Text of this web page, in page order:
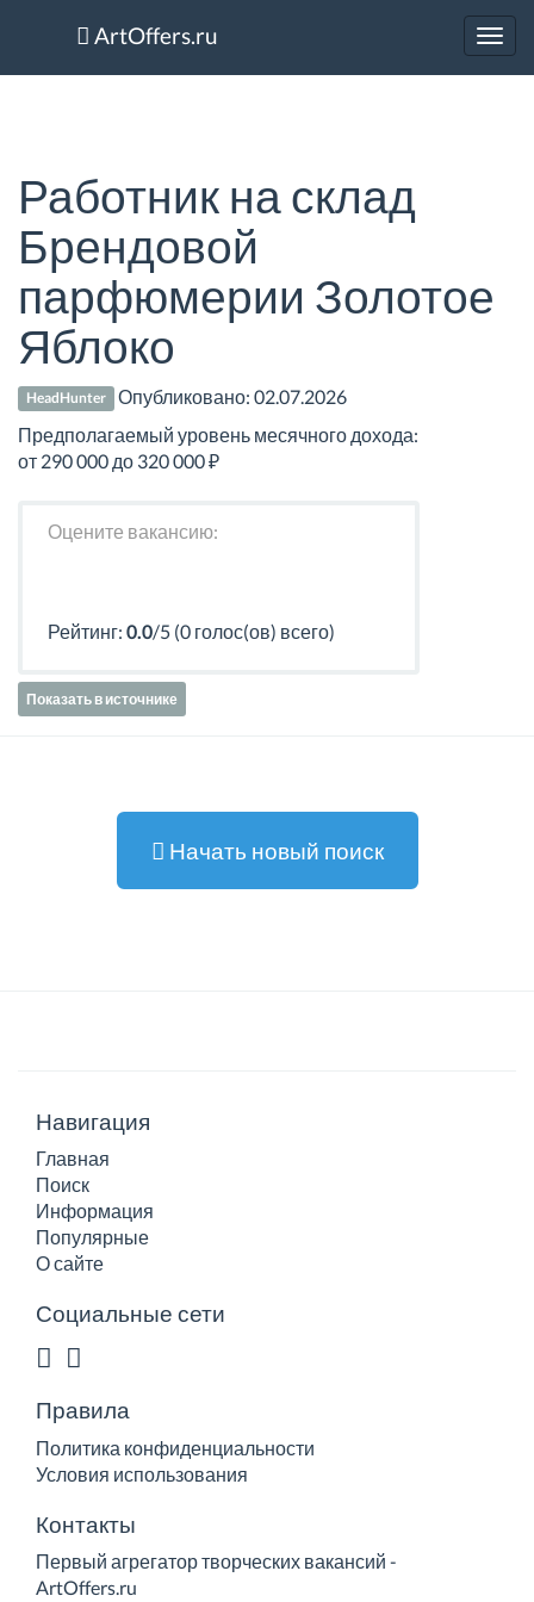
ArtOffers.ru
Работник на склад
Брендовой
парфюмерии Золотое
Яблоко
HeadHunter Опубликовано:02.07.2026
Предполагаемый уровень месячного дохода:
от 290 000 до 320 000 ₽
Оцените вакансию:
Рейтинг: 0.0/5 (0 голос(ов) всего)
Показать в источнике
Начать новый поиск
Навигация
Главная
Поиск
Информация
Популярные
О сайте
Социальные сети
Правила
Политика конфиденциальности
Условия использования
Контакты
Первый агрегатор творческих вакансий -
ArtOffers.ru